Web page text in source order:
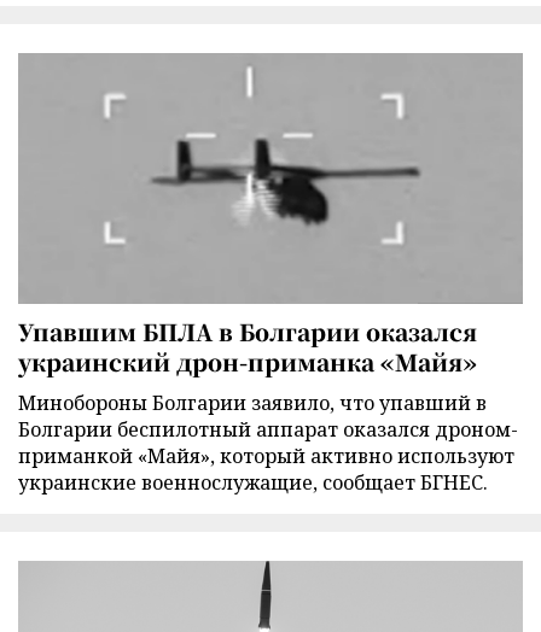
Упавшим БПЛА в Болгарии оказался
украинский дрон-приманка «Майя»
Минобороны Болгарии заявило, что упавший в
Болгарии беспилотный аппарат оказался дроном-
приманкой «Майя», который активно используют
украинские военнослужащие, сообщает БГНЕС.